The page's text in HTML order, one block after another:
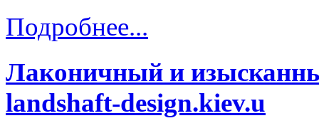
Подробнее...
Лаконичный и
landshaft-design.kiev.u